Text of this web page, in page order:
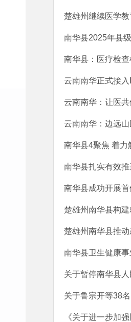
楚雄州继续医学
南华县2025年县
南华县：医疗检查
云南南华正式接
云南南华：让医共
云南南华：边远
南华县4聚焦 着力
南华县扎实有效推
南华县成功开展
楚雄州南华县构
楚雄州南华县推
南华县卫生健康
关于暂停南华县
关于鲁宗开等38
《关于进一步加